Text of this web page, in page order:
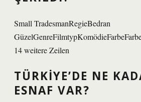
Small TradesmanRegieBedran
14 weitere Zeilen
TÜRKIYE’DE NE
ESNAF VAR?